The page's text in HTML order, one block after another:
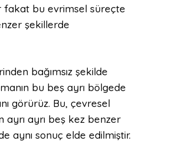
fakat bu evrimsel süreçte
şekillerde
bağımsız şekilde
bu beş ayrı bölgede
görürüz. Bu, çevresel
ayrı ayrı beş kez benzer
aynı sonuç elde edilmiştir.